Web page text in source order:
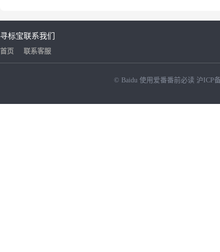
寻标宝
首页
联系我们
联系客服
© Baidu 使用爱番番前必读 沪ICP